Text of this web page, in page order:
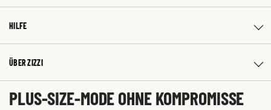
HILFE
ÜBER ZIZZI
PLUS-SIZE-MODE OHNE KOMPROMISSE